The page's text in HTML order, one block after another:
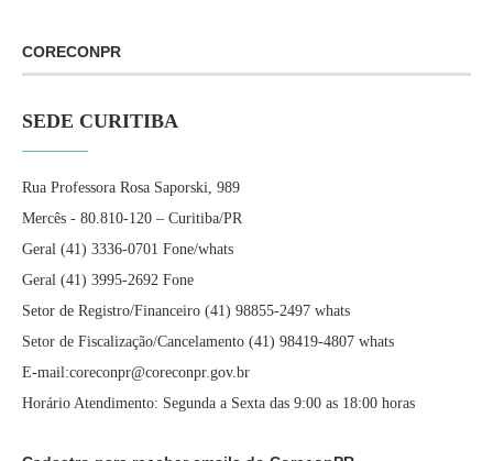
CORECONPR
SEDE CURITIBA
Rua Professora Rosa Saporski, 989
Mercês - 80.810-120 – Curitiba/PR
Geral (41) 3336-0701 Fone/whats
Geral (41) 3995-2692 Fone
Setor de Registro/Financeiro (41) 98855-2497 whats
Setor de Fiscalização/Cancelamento (41) 98419-4807 whats
E-mail:coreconpr@coreconpr.gov.br
Horário Atendimento: Segunda a Sexta das 9:00 as 18:00 horas